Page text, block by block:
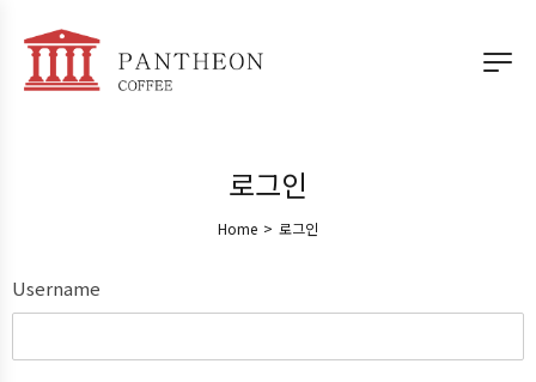
로그인
Home > 로그인
Username